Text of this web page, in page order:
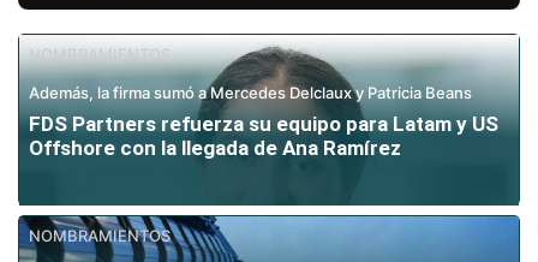
NOMBRAMIENTOS
Además, la firma sumó a Mercedes Delclaux y Patricia Beans
FDS Partners refuerza su equipo para Latam y US
Offshore con la llegada de Ana Ramírez
NOMBRAMIENTOS